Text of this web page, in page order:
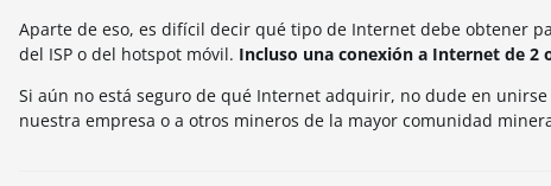
Aparte de eso, es difícil decir qué tipo de Internet debe obtener
del ISP o del hotspot móvil. Incluso una conexión a Internet de 2
Si aún no está seguro de qué Internet adquirir, no dude en
nuestra empresa o a otros mineros de la mayor comunidad